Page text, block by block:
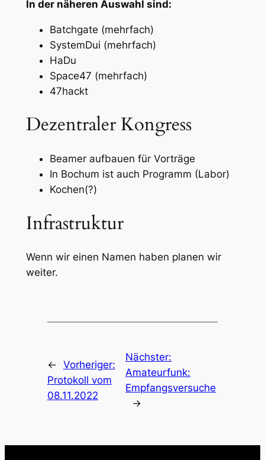
In der näheren Auswahl sind:
Batchgate (mehrfach)
SystemDui (mehrfach)
HaDu
Space47 (mehrfach)
47hackt
Dezentraler Kongress
Beamer aufbauen für Vorträge
In Bochum ist auch Programm (Labor)
Kochen(?)
Infrastruktur
Wenn wir einen Namen haben planen wir
weiter.
← Vorheriger:
Protokoll vom
08.11.2022
Nächster:
Amateurfunk:
Empfangsversuche
→